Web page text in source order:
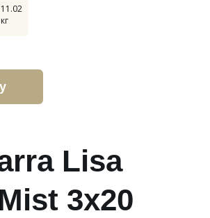
Lisa
3x20
11.02
кг